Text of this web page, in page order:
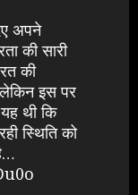
अपने
की सारी
की
इस पर
थी कि
स्थिति को